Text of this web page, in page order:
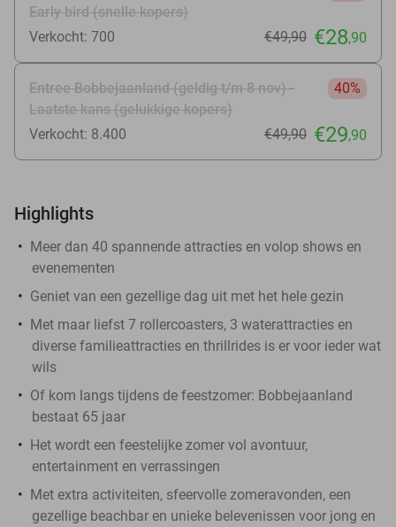
Early bird (snelle kopers)
Verkocht: 700 €49,90 €28,90
Entree Bobbejaanland (geldig t/m 8 nov) -
Laatste kans (gelukkige kopers)
40%
Verkocht: 8.400 €49,90 €29,90
Highlights
Meer dan 40 spannende attracties en volop shows en
evenementen
Geniet van een gezellige dag uit met het hele gezin
Met maar liefst 7 rollercoasters, 3 waterattracties en
diverse familieattracties en thrillrides is er voor ieder wat
wils
Of kom langs tijdens de feestzomer: Bobbejaanland
bestaat 65 jaar
Het wordt een feestelijke zomer vol avontuur,
entertainment en verrassingen
Met extra activiteiten, sfeervolle zomeravonden, een
gezellige beachbar en unieke belevenissen voor jong en